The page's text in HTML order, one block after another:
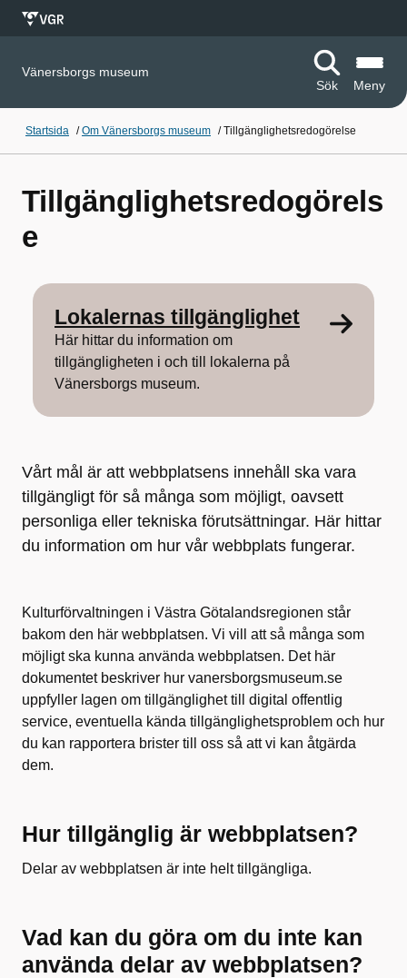
Vänersborgs museum
Sök
Meny
Startsida /Om Vänersborgs museum /Tillgänglighetsredogörelse
Tillgänglighetsredogörels
e
Lokalernas tillgänglighet
Här hittar du information om
tillgängligheten i och till lokalerna på
Vänersborgs museum.
Vårt mål är att webbplatsens innehåll ska vara
tillgängligt för så många som möjligt, oavsett
personliga eller tekniska förutsättningar. Här hittar
du information om hur vår webbplats fungerar.
Kulturförvaltningen i Västra Götalandsregionen står
bakom den här webbplatsen. Vi vill att så många som
möjligt ska kunna använda webbplatsen. Det här
dokumentet beskriver hur vanersborgsmuseum.se
uppfyller lagen om tillgänglighet till digital offentlig
service, eventuella kända tillgänglighetsproblem och hur
du kan rapportera brister till oss så att vi kan åtgärda
dem.
Hur tillgänglig är webbplatsen?
Delar av webbplatsen är inte helt tillgängliga.
Vad kan du göra om du inte kan
använda delar av webbplatsen?